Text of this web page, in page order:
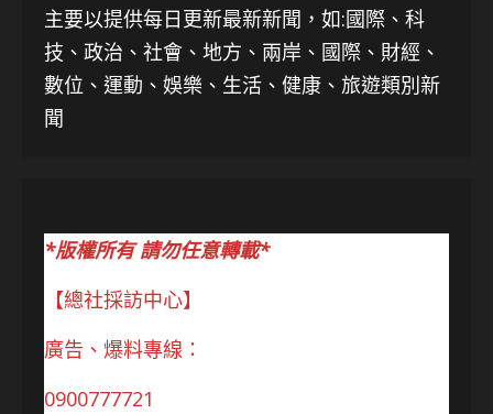
主要以提供每日更新最新新聞 ，如:國際、科
技、 政治、社會、地方、兩岸、國際、財經、
數位、運動、娛樂、生活、健康、旅遊類別新
聞
*版權所有 請勿任意轉載*
【總社採訪中心】
廣告、爆料專線：
0900777721